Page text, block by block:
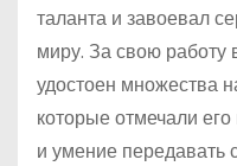
таланта и завоевал
миру. За свою
удостоен множества
которые отмечали
и умение передавать